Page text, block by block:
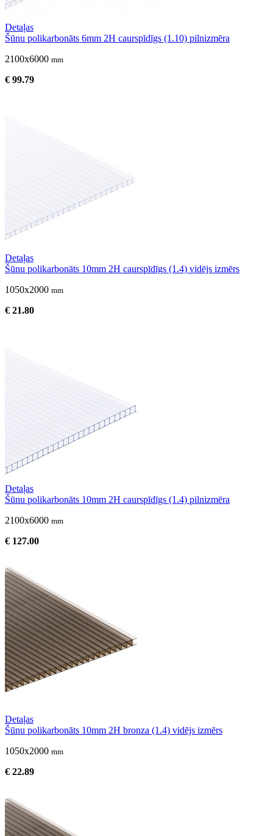
Detaļas
Šūnu polikarbonāts 6mm 2H caurspīdīgs (1.10) pilnizmēra
2100x6000 mm
€ 99.79
Detaļas
Šūnu polikarbonāts 10mm 2H caurspīdīgs (1.4) vidējs izmērs
1050x2000 mm
€ 21.80
Detaļas
Šūnu polikarbonāts 10mm 2H caurspīdīgs (1.4) pilnizmēra
2100x6000 mm
€ 127.00
Detaļas
Šūnu polikarbonāts 10mm 2H bronza (1.4) vidējs izmērs
1050x2000 mm
€ 22.89